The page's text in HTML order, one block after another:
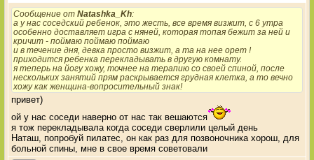
Сообщение отNatashka_Kh:
а у нас соседский ребенок, это жесть, все время визжит, с 6 утра
особенно доставляет игра с няней, которая топая бежит за ней и
кричит - поймаю поймаю поймаю
и в течение дня, девка просто визжит, а та на нее орет !
приходится ребенка перекладывать в другую комнату.
я теперь на йогу хожу, точнее на терапию со своей спиной, после
нескольких занятий прям раскрывается грудная клетка, а то вечно
хожу как женщина-вопросительный знак!
привет)
ой у нас соседи наверно от нас так вешаются
я тож перекладывала когда соседи сверлили целый день
Наташ, попробуй пилатес, он как раз для позвоночника хорош, для
больной спины, мне в свое время советовали